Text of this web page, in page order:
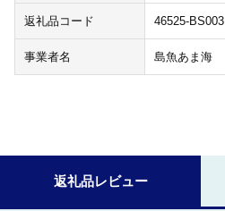
返礼品コード 46525-BS003
事業者名 島魚あま海
返礼品レビュー